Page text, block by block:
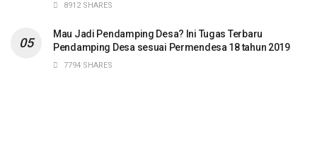
8912 SHARES
Mau Jadi Pendamping Desa? Ini Tugas Terbaru
Pendamping Desa sesuai Permendesa 18 tahun 2019
7794 SHARES